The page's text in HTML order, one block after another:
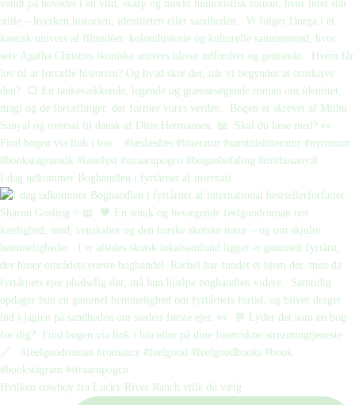
I dag udkommer Boghandlen i fyrtårnet af internati
Hvilken cowboy fra Lucky River Ranch ville du vælg